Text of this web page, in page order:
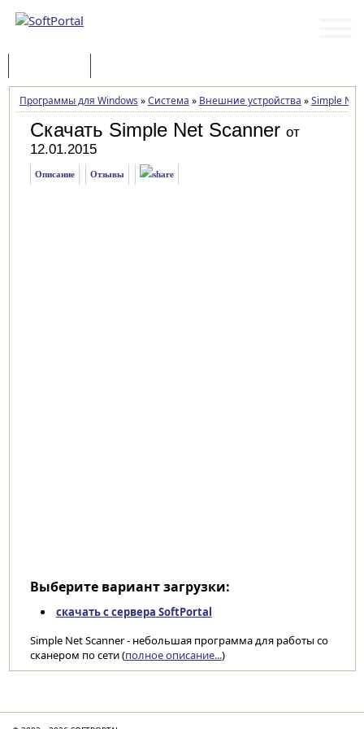
Программы для Windows »Система » Внешние устройства »Simple Net
Скачать Simple Net Scanner от
12.01.2015
Описание Отзывы
Выберите вариант загрузки:
скачать с сервера SoftPortal
Simple Net Scanner - небольшая программа для работы со
сканером по сети (полное описание...)